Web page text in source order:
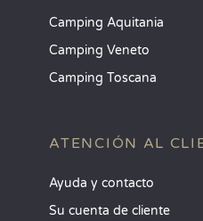
Camping Aquitania
Camping Veneto
Camping Toscana
ATENCIÓN AL
Ayuda y contacto
Su cuenta de cliente